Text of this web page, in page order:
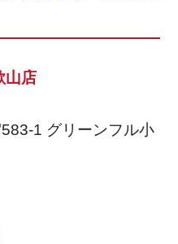
山店
1 グリーンフル小